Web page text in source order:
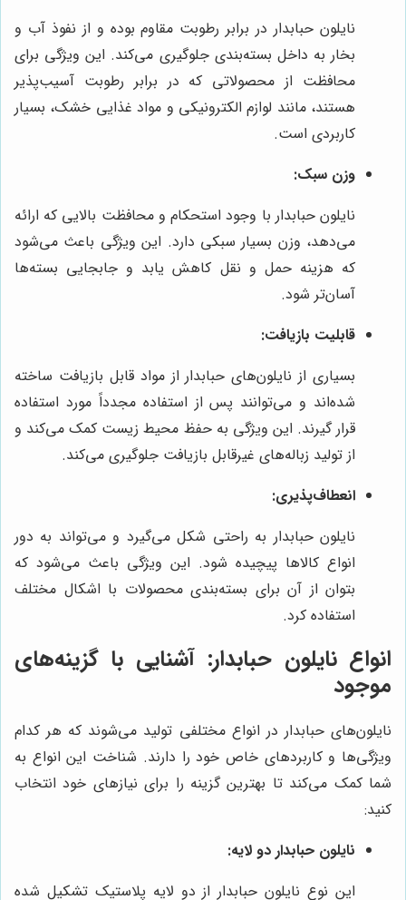
نایلون حبابدار در برابر رطوبت مقاوم بوده و از نفوذ آب و
بخار به داخل بسته‌بندی جلوگیری می‌کند. این ویژگی برای
محافظت از محصولاتی که در برابر رطوبت آسیب‌پذیر
هستند، مانند لوازم الکترونیکی و مواد غذایی خشک، بسیار
کاربردی است.
وزن سبک:
نایلون حبابدار با وجود استحکام و محافظت بالایی که ارائه
می‌دهد، وزن بسیار سبکی دارد. این ویژگی باعث می‌شود
که هزینه حمل و نقل کاهش یابد و جابجایی بسته‌ها
آسان‌تر شود.
قابلیت بازیافت:
بسیاری از نایلون‌های حبابدار از مواد قابل بازیافت ساخته
شده‌اند و می‌توانند پس از استفاده مجدداً مورد استفاده
قرار گیرند. این ویژگی به حفظ محیط زیست کمک می‌کند و
از تولید زباله‌های غیرقابل بازیافت جلوگیری می‌کند.
انعطاف‌پذیری:
نایلون حبابدار به راحتی شکل می‌گیرد و می‌تواند به دور
انواع کالاها پیچیده شود. این ویژگی باعث می‌شود که
بتوان از آن برای بسته‌بندی محصولات با اشکال مختلف
استفاده کرد.
انواع نایلون حبابدار: آشنایی با گزینه‌های
موجود
نایلون‌های حبابدار در انواع مختلفی تولید می‌شوند که هر کدام
ویژگی‌ها و کاربردهای خاص خود را دارند. شناخت این انواع به
شما کمک می‌کند تا بهترین گزینه را برای نیازهای خود انتخاب
کنید:
نایلون حبابدار دو لایه:
این نوع نایلون حبابدار از دو لایه پلاستیک تشکیل شده